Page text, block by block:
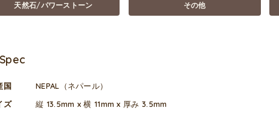
天然石/パワーストーン その他
Spec
国
NEPAL（ネパール）
ズ
縦 13.5mm x 横 11mm x 厚み 3.5mm